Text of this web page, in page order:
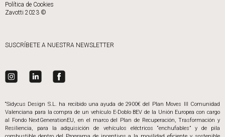
Política de Cookies
Zavotti 2023 ©
SUSCRÍBETE A NUESTRA NEWSLETTER
“Sidycus Design S.L. ha recibido una ayuda de 2900€ del Plan Moves III Comunidad
Valenciana para la compra de un vehículo E-Doblo BEV de la Unión Europea con cargo
al Fondo NextGenerationEU, en el marco del Plan de Recuperación, Trasformación y
Resiliencia, para la adquisición de vehículos eléctricos “enchufables” y de pila